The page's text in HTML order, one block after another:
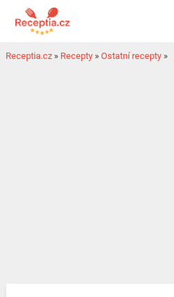
Receptia.cz » Recepty » Ostatní recepty »